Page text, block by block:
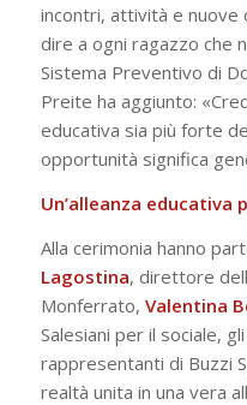
incontri, attività e nuove
dire a ogni ragazzo che
Sistema Preventivo di
Preite ha aggiunto:
educativa sia più forte
opportunità significa
Un’alleanza educativa
Alla cerimonia hanno
Lagostina, direttore
Monferrato, Valentina
Salesiani per il sociale,
rappresentanti di Buzzi
realtà unita in una vera